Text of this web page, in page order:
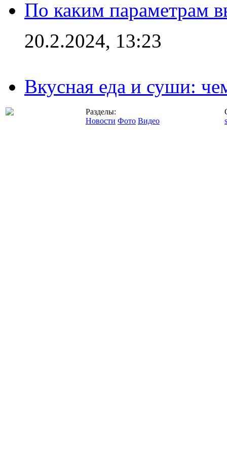
По каким параметрам
20.2.2024, 13:23
Вкусная еда и суши:
Разделы:
Новости Фото Видео